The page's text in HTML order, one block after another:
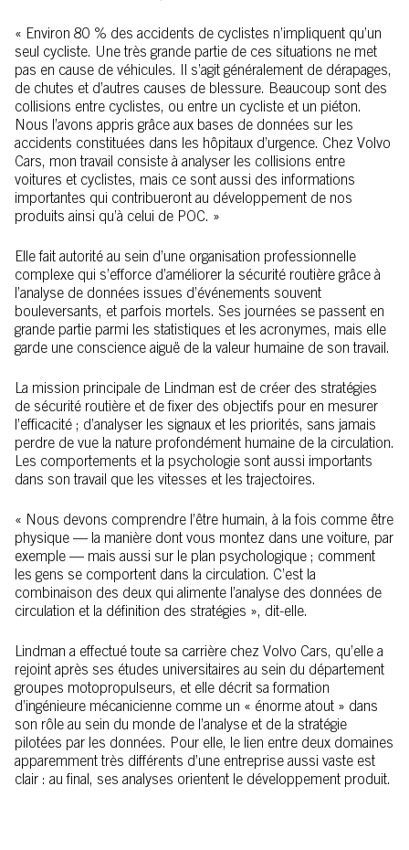
« Environ 80 % des accidents de cyclistes n’impliquent qu’un
seul cycliste. Une très grande partie de ces situations ne met
pas en cause de véhicules. Il s’agit généralement de dérapages,
de chutes et d’autres causes de blessure. Beaucoup sont des
collisions entre cyclistes, ou entre un cycliste et un piéton.
Nous l’avons appris grâce aux bases de données sur les
accidents constituées dans les hôpitaux d’urgence. Chez Volvo
Cars, mon travail consiste à analyser les collisions entre
voitures et cyclistes, mais ce sont aussi des informations
importantes qui contribueront au développement de nos
produits ainsi qu’à celui de POC. »
Elle fait autorité au sein d’une organisation professionnelle
complexe qui s’efforce d’améliorer la sécurité routière grâce à
l’analyse de données issues d’événements souvent
bouleversants, et parfois mortels. Ses journées se passent en
grande partie parmi les statistiques et les acronymes, mais elle
garde une conscience aiguë de la valeur humaine de son travail.
La mission principale de Lindman est de créer des stratégies
de sécurité routière et de fixer des objectifs pour en mesurer
l’efficacité ; d’analyser les signaux et les priorités, sans jamais
perdre de vue la nature profondément humaine de la circulation.
Les comportements et la psychologie sont aussi importants
dans son travail que les vitesses et les trajectoires.
« Nous devons comprendre l’être humain, à la fois comme être
physique — la manière dont vous montez dans une voiture, par
exemple — mais aussi sur le plan psychologique ; comment
les gens se comportent dans la circulation. C’est la
combinaison des deux qui alimente l’analyse des données de
circulation et la définition des stratégies », dit-elle.
Lindman a effectué toute sa carrière chez Volvo Cars, qu’elle a
rejoint après ses études universitaires au sein du département
groupes motopropulseurs, et elle décrit sa formation
d’ingénieure mécanicienne comme un « énorme atout » dans
son rôle au sein du monde de l’analyse et de la stratégie
pilotées par les données. Pour elle, le lien entre deux domaines
apparemment très différents d’une entreprise aussi vaste est
clair : au final, ses analyses orientent le développement produit.